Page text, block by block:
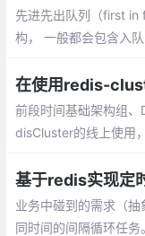
先进先出队列（first in
构， 一般都会包含入
队列中移除最先被入队
在使用redis-
前段时间基础架构组
disCluster的线上使用
所遇到的一些常见问题
基于redis实现定
业务中碰到的需求（
同时间的间隔循环任